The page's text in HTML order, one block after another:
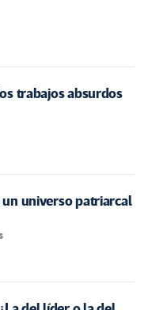
trabajos absurdos
un universo patriarcal